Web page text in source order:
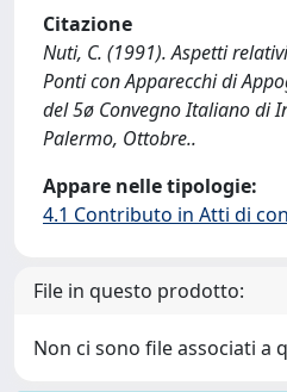
Citazione
Nuti, C. (1991). Aspetti
Ponti con Apparecchi di
del 5ø Convegno Italiano di
Palermo, Ottobre..
Appare nelle tipologie:
4.1 Contributo in Atti di
File in questo prodotto:
Non ci sono file associati a